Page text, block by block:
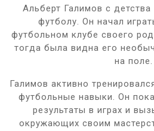
Альберт Галимов с детства
футболу. Он начал
футбольном клубе своего
тогда была видна его
на поле.
Галимов активно
футбольные навыки. Он
результаты в играх и
окружающих своим